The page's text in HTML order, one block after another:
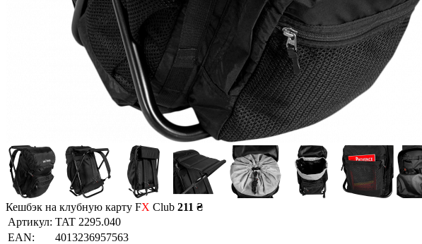
Кешбэк на клубную карту FX Club 211 ₴
Артикул: TAT 2295.040
EAN:
4013236957563